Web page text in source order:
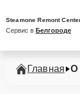
Steamone Remont
Сервис в Белгороде
Главная О